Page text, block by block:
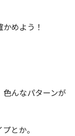
めよう！
んなパターンが
とか。